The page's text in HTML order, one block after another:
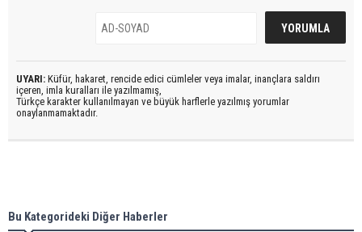
UYARI: Küfür, hakaret, rencide edici cümleler veya imalar, inançlara saldırı
içeren, imla kuralları ile yazılmamış,
Türkçe karakter kullanılmayan ve büyük harflerle yazılmış yorumlar
onaylanmamaktadır.
Bu Kategorideki Diğer Haberler